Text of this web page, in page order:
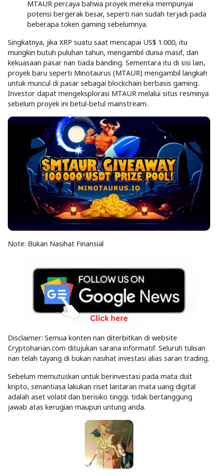
MTAUR percaya bahwa proyek mereka mempunyai
potensi bergerak besar, seperti nan sudah terjadi pada
beberapa token gaming sebelumnya.
Singkatnya, jika XRP suatu saat mencapai US$ 1.000, itu
mungkin butuh puluhan tahun, mengambil dunia masif, dan
kekuasaan pasar nan tiada banding. Sementara itu di sisi lain,
proyek baru seperti Minotaurus (MTAUR) mengambil langkah
untuk muncul di pasar sebagai blockchain berbasis gaming.
Investor dapat mengeksplorasi MTAUR melalui situs resminya
sebelum proyek ini betul-betul mainstream.
Note: Bukan Nasihat Finansial
Disclaimer: Semua konten nan diterbitkan di website
Cryptoharian.com ditujukan sarana informatif. Seluruh tulisan
nan telah tayang di bukan nasihat investasi alias saran trading.
Sebelum memutuskan untuk berinvestasi pada mata duit
kripto, senantiasa lakukan riset lantaran mata uang digital
adalah aset volatil dan berisiko tinggi. tidak bertanggung
jawab atas kerugian maupun untung anda.